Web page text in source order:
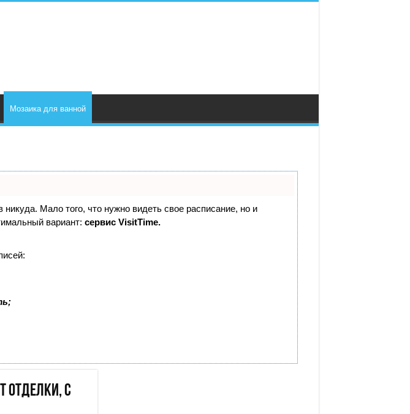
Мозаика для ванной
Мало того, что нужно видеть свое расписание, но и
вариант: сервис VisitTime.
отделки, с